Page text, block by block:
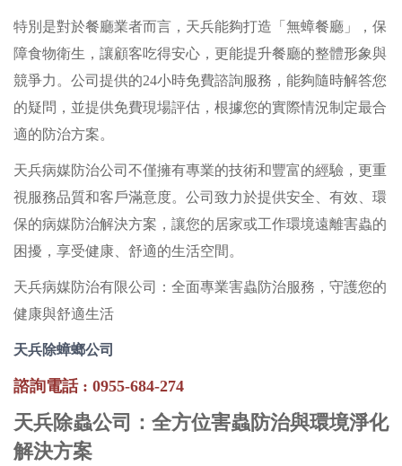
特別是對於餐廳業者而言，天兵能夠打造「無蟑餐廳」，保
障食物衛生，讓顧客吃得安心，更能提升餐廳的整體形象與
競爭力。公司提供的24小時免費諮詢服務，能夠隨時解答您
的疑問，並提供免費現場評估，根據您的實際情況制定最合
適的防治方案。
天兵病媒防治公司不僅擁有專業的技術和豐富的經驗，更重
視服務品質和客戶滿意度。公司致力於提供安全、有效、環
保的病媒防治解決方案，讓您的居家或工作環境遠離害蟲的
困擾，享受健康、舒適的生活空間。
天兵病媒防治有限公司：全面專業害蟲防治服務，守護您的
健康與舒適生活
天兵除蟑螂公司
諮詢電話 : 0955-684-274
天兵除蟲公司：全方位害蟲防治與環境淨化
解決方案